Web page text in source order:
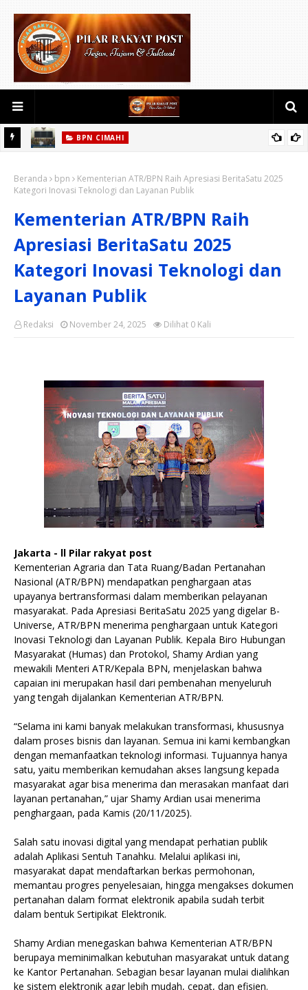
BPN CIKEAS
Pertanahan dari PPAT yang Kompeten, Profesional dan
Berintegritas
Beranda bpn
Kementerian ATR/BPN Raih Apresiasi BeritaSatu 2025
Kategori Inovasi Teknologi dan Layanan Publik
Kementerian ATR/BPN Raih
Apresiasi BeritaSatu 2025
Kategori Inovasi Teknologi dan
Layanan Publik
Redaksi Dilihat 0 Kali
November 24, 2025
Jakarta - ll Pilar rakyat post
Kementerian Agraria dan Tata Ruang/Badan Pertanahan
Nasional (ATR/BPN) mendapatkan penghargaan atas
upayanya bertransformasi dalam memberikan pelayanan
masyarakat. Pada Apresiasi BeritaSatu 2025 yang digelar B-
Universe, ATR/BPN menerima penghargaan untuk Kategori
Inovasi Teknologi dan Layanan Publik. Kepala Biro Hubungan
Masyarakat (Humas) dan Protokol, Shamy Ardian yang
mewakili Menteri ATR/Kepala BPN, menjelaskan bahwa
capaian ini merupakan hasil dari pembenahan menyeluruh
yang tengah dijalankan Kementerian ATR/BPN.
“Selama ini kami banyak melakukan transformasi, khususnya
dalam proses bisnis dan layanan. Semua ini kami kembangkan
dengan memanfaatkan teknologi informasi. Tujuannya hanya
satu, yaitu memberikan kemudahan akses langsung kepada
masyarakat agar bisa menerima dan merasakan manfaat dari
layanan pertanahan,” ujar Shamy Ardian usai menerima
penghargaan, pada Kamis (20/11/2025).
Salah satu inovasi digital yang mendapat perhatian publik
adalah Aplikasi Sentuh Tanahku. Melalui aplikasi ini,
masyarakat dapat mendaftarkan berkas permohonan,
memantau progres penyelesaian, hingga mengakses dokumen
pertanahan dalam format elektronik apabila sudah terbit
dalam bentuk Sertipikat Elektronik.
Shamy Ardian menegaskan bahwa Kementerian ATR/BPN
berupaya meminimalkan kebutuhan masyarakat untuk datang
ke Kantor Pertanahan. Sebagian besar layanan mulai dialihkan
ke sistem elektronik agar lebih mudah, cepat, dan efisien.